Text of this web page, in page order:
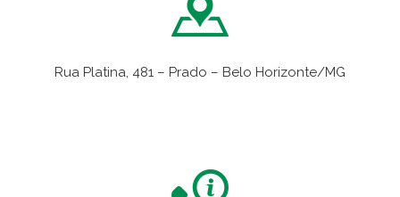
Rua Platina, 481 – Prado – Belo Horizonte/MG